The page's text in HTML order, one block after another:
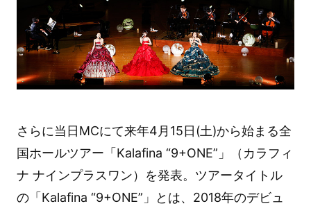
さらに当日MCにて来年4月15日(土)から始まる全
国ホールツアー「Kalafina “9+ONE”」（カラフィ
ナ ナインプラスワン）を発表。ツアータイトル
の「Kalafina “9+ONE”」とは、2018年のデビュ